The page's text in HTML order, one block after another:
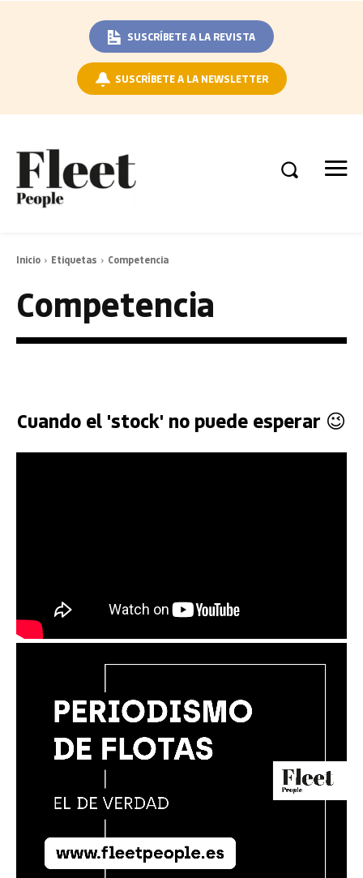
SUSCRÍBETE A LA REVISTA
SUSCRÍBETE A LA NEWSLETTER
Inicio Etiquetas Competencia
Competencia
Cuando el 'stock' no puede esperar 😉